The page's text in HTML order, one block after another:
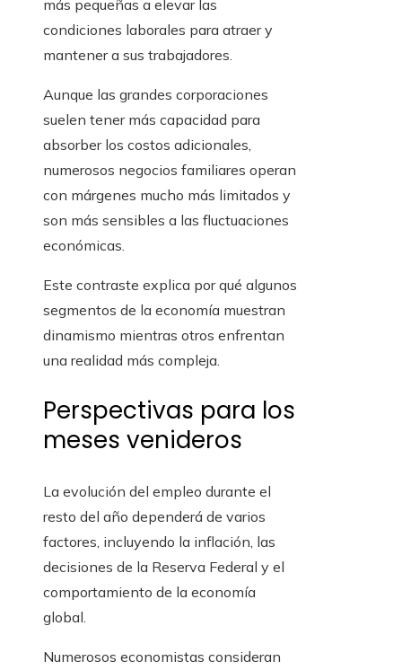
más pequeñas a elevar las
condiciones laborales para atraer y
mantener a sus trabajadores.
Aunque las grandes corporaciones
suelen tener más capacidad para
absorber los costos adicionales,
numerosos negocios familiares operan
con márgenes mucho más limitados y
son más sensibles a las fluctuaciones
económicas.
Este contraste explica por qué algunos
segmentos de la economía muestran
dinamismo mientras otros enfrentan
una realidad más compleja.
Perspectivas para los
meses venideros
La evolución del empleo durante el
resto del año dependerá de varios
factores, incluyendo la inflación, las
decisiones de la Reserva Federal y el
comportamiento de la economía
global.
Numerosos economistas consideran